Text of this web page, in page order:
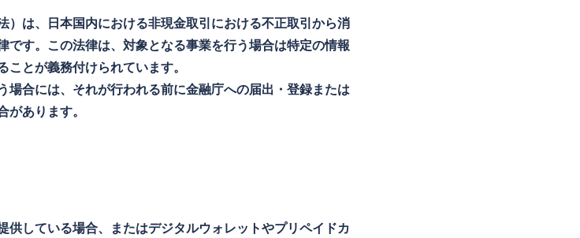
）は、日本国内における非現金取引における不正取引から消
です。この法律は、対象となる事業を行う場合は特定の情報
とが義務付けられています。
場合には、それが行われる前に金融庁への届出・登録または
あります。
供している場合、またはデジタルウォレットやプリペイドカ